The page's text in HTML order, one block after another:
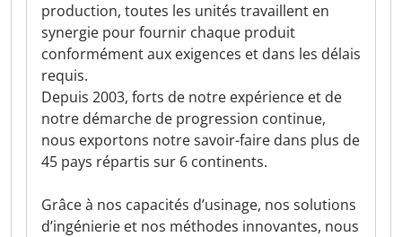
production, toutes les unités travaillent en
synergie pour fournir chaque produit
conformément aux exigences et dans les délais
requis.
Depuis 2003, forts de notre expérience et de
notre démarche de progression continue,
nous exportons notre savoir-faire dans plus de
45 pays répartis sur 6 continents.
Grâce à nos capacités d’usinage, nos solutions
d’ingénierie et nos méthodes innovantes, nous